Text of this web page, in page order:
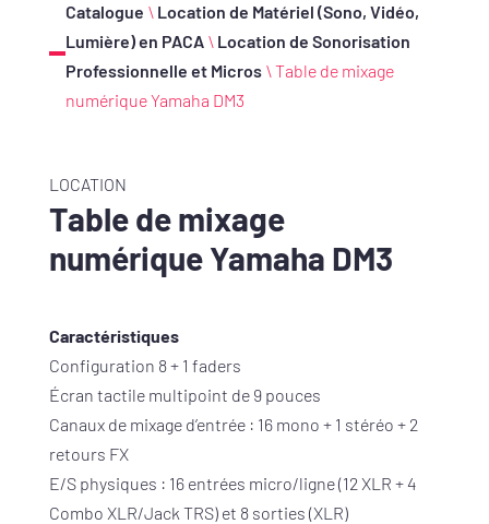
Catalogue \ Location de Matériel (Sono, Vidéo,
Lumière) en PACA \ Location de Sonorisation
Professionnelle et Micros \ Table de mixage
numérique Yamaha DM3
LOCATION
Table de mixage
numérique Yamaha DM3
Caractéristiques
Configuration 8 + 1 faders
Écran tactile multipoint de 9 pouces
Canaux de mixage d’entrée : 16 mono + 1 stéréo + 2
retours FX
E/S physiques : 16 entrées micro/ligne (12 XLR + 4
Combo XLR/Jack TRS) et 8 sorties (XLR)